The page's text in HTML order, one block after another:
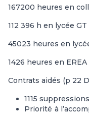
167200 heures en
112 396 h en lycée GT
45023 heures en
1426 heures en EREA
Contrats aidés (p 22
1115
Priorité à